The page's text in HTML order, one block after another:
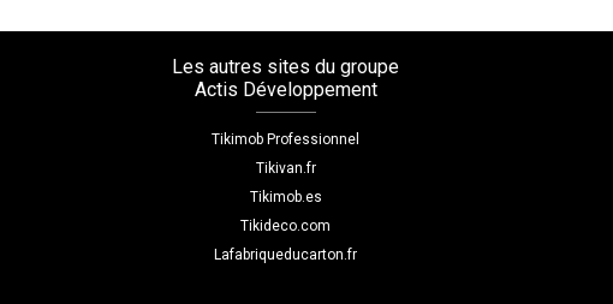
Les autres sites du groupe
Actis Développement
Tikimob Professionnel
Tikivan.fr
Tikimob.es
Tikideco.com
Lafabriqueducarton.fr